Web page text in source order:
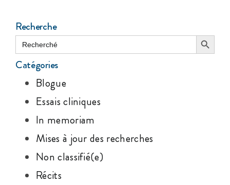
Recherche
Search
for:
Search Button
Catégories
Blogue
Essais cliniques
In memoriam
Mises à jour des recherches
Non classifié(e)
Récits